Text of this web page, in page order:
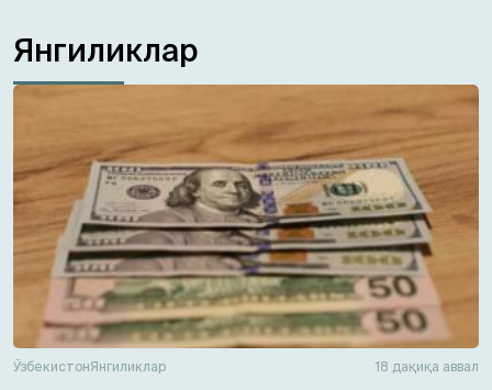
Янгиликлар
ЎзбекистонЯнгиликлар 18 дақиқа аввал